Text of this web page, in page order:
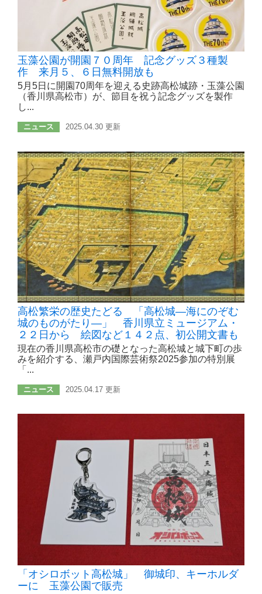
玉藻公園が開園７０周年 記念グッズ３種製
作 来月５、６日無料開放も
5月5日に開園70周年を迎える史跡高松城跡・玉藻公園
（香川県高松市）が、節目を祝う記念グッズを製作
し...
ニュース 2025.04.30 更新
高松繁栄の歴史たどる 「高松城―海にのぞむ
城のものがたり―」 香川県立ミュージアム・
２２日から 絵図など１４２点、初公開文書も
現在の香川県高松市の礎となった高松城と城下町の歩
みを紹介する、瀬戸内国際芸術祭2025参加の特別展
「...
ニュース 2025.04.17 更新
「オシロボット高松城」 御城印、キーホルダ
ーに 玉藻公園で販売